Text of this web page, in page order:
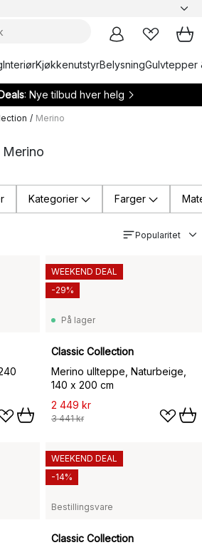
InteriørKjøkkenutstyrBelysningGulvtepper
: Nye tilbud hver helg
/ Merino
Kategorier Farger
Popularitet
På lager
Classic Collection
Merino ullteppe, Naturbeige,
140 x 200 cm
2 449 kr
3 441 kr
WEEKEND DEAL
-29%
Bestillingsvare
Classic Collection
WEEKEND DEAL
-14%